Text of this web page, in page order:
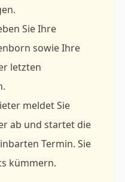
Sie Ihre
sowie Ihre
letzten
meldet Sie
ab und startet die
Termin. Sie
kümmern.